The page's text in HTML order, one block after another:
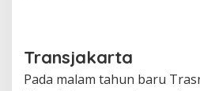
C
a
t
Transjakarta
Pada malam tahun baru